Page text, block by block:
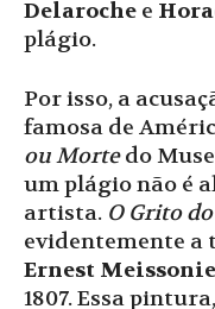
Delaroche e
plágio.
Por isso, a
famosa de
ou Mortedo
um plágio não é
artista. O Grito
evidentemente a
Ernest
1807. Essa